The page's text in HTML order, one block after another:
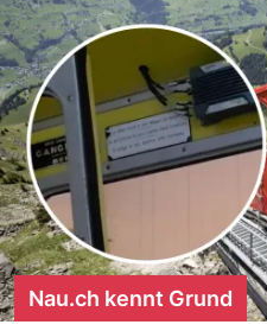
Nau.ch kennt Grund